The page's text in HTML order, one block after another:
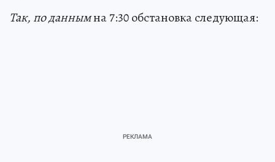
Так, по даннымна 7:30 обстановка следующая: